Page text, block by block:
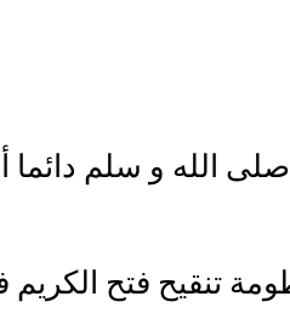
الله و سلم دائما
تنقيح فتح